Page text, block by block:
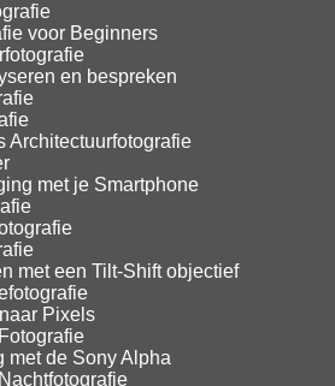
voor Beginners
en bespreken
Architectuurfotografie
met je Smartphone
met een Tilt-Shift objectief
Pixels
met de Sony Alpha